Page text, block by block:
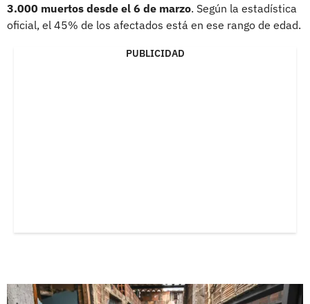
3.000 muertos desde el 6 de marzo. Según la estadística
oficial, el 45% de los afectados está en ese rango de edad.
PUBLICIDAD